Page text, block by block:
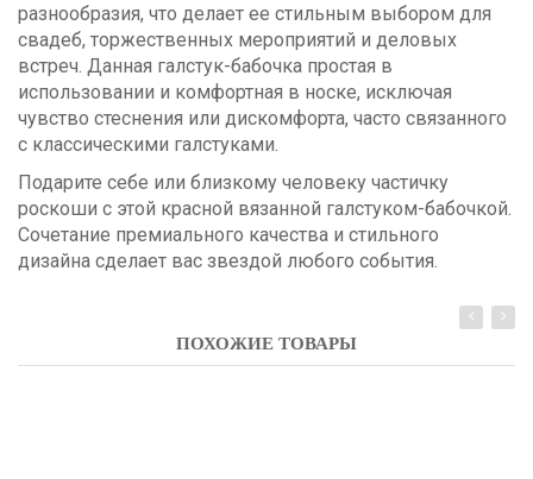
разнообразия, что делает ее стильным выбором для
свадеб, торжественных мероприятий и деловых
встреч. Данная галстук-бабочка простая в
использовании и комфортная в носке, исключая
чувство стеснения или дискомфорта, часто связанного
с классическими галстуками.
Подарите себе или близкому человеку частичку
роскоши с этой красной вязанной галстуком-бабочкой.
Сочетание премиального качества и стильного
дизайна сделает вас звездой любого события.
ПОХОЖИЕ ТОВАРЫ